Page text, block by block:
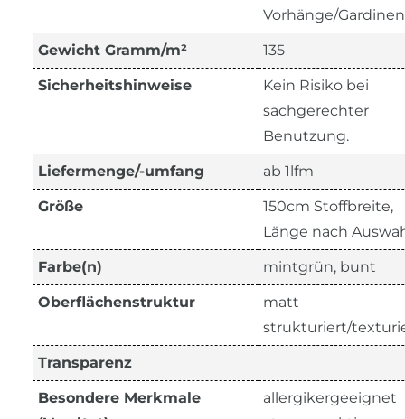
Vorhänge/Gardinen
Gewicht Gramm/m² 135
Sicherheitshinweise
Kein Risiko bei
sachgerechter
Benutzung.
Liefermenge/-umfang ab 1lfm
Größe
150cm Stoffbreite,
Länge nach
Farbe(n) mintgrün, bunt
Oberflächenstruktur
matt
strukturiert/
Transparenz
Besondere Merkmale
allergikergeeignet